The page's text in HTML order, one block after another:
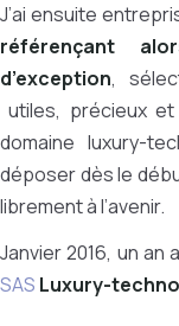
J’ai ensuite
référençant
d’exception,
utiles, précieux
domaine luxury-
déposer dès le
librement à l’avenir.
Janvier 2016, un an
SAS Luxury-